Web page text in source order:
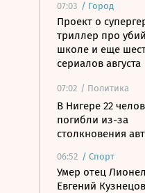
07:03 / Город
Проект о
триллер про
школе и еще
сериалов августа
07:02 / Политика
В Нигере 22
погибли из-за
столкновения
06:52 / Спорт
Умер отец
Евгений